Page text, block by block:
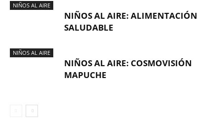
NIÑOS AL AIRE
NIÑOS AL AIRE: ALIMENTACIÓN
SALUDABLE
NIÑOS AL AIRE
NIÑOS AL AIRE: COSMOVISIÓN
MAPUCHE